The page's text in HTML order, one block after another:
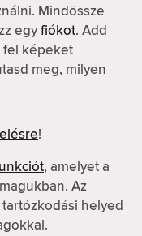
Mindössze
egyfiókot. Add
fel képeket
meg, milyen
!
, amelyet a
Az
helyed